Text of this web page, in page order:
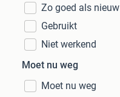
Zo goed als nieuw
Gebruikt
Niet werkend
Moet nu weg
Moet nu weg